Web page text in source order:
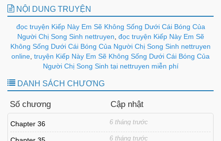
NỘI DUNG TRUYỆN
đọc truyện Kiếp Này Em Sẽ Không Sống Dưới Cái Bóng Của
Người Chị Song Sinh nettruyen đọc truyện Kiếp Này Em Sẽ
Không Sống Dưới Cái Bóng Của Người Chị Song Sinh nettruyen
online truyện Kiếp Này Em Sẽ Không Sống Dưới Cái Bóng Của
Người Chị Song Sinh tại nettruyen miễn phí
DANH SÁCH CHƯƠNG
Số chương Cập nhật
Chapter 36 6 tháng trước
6 tháng trước